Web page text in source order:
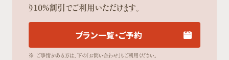
り10%割引でご利用いただけます。
プラン一覧・ご予約
※ ご事情がある方は、下の「お問い合わせ」もご利用ください。